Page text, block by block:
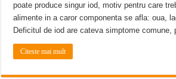
poate produce singur iod, motiv pentru care
alimente in a caror componenta se afla: oua,
Deficitul de iod are cateva simptome
Citeste mai mult